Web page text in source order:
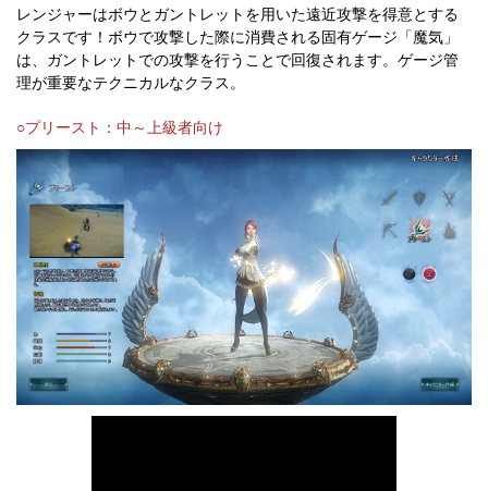
レンジャーはボウとガントレットを用いた遠近攻撃を得意とする
クラスです！ボウで攻撃した際に消費される固有ゲージ「魔気」
は、ガントレットでの攻撃を行うことで回復されます。ゲージ管
理が重要なテクニカルなクラス。
○プリースト：中～上級者向け